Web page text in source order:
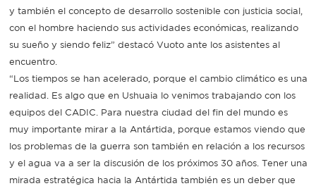
y también el concepto de desarrollo sostenible con justicia social,
con el hombre haciendo sus actividades económicas, realizando
su sueño y siendo feliz” destacó Vuoto ante los asistentes al
encuentro.
“Los tiempos se han acelerado, porque el cambio climático es una
realidad. Es algo que en Ushuaia lo venimos trabajando con los
equipos del CADIC. Para nuestra ciudad del fin del mundo es
muy importante mirar a la Antártida, porque estamos viendo que
los problemas de la guerra son también en relación a los recursos
y el agua va a ser la discusión de los próximos 30 años. Tener una
mirada estratégica hacia la Antártida también es un deber que